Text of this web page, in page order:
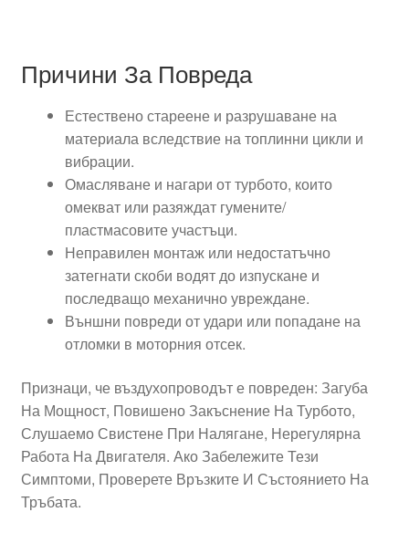
Причини За Повреда
Естествено стареене и разрушаване на
материала вследствие на топлинни цикли и
вибрации.
Омасляване и нагари от турбото, които
омекват или разяждат гумените/
пластмасовите участъци.
Неправилен монтаж или недостатъчно
затегнати скоби водят до изпускане и
последващо механично увреждане.
Външни повреди от удари или попадане на
отломки в моторния отсек.
Признаци, че въздухопроводът е повреден: Загуба
На Мощност, Повишено Закъснение На Турбото,
Слушаемо Свистене При Налягане, Нерегулярна
Работа На Двигателя. Ако Забележите Тези
Симптоми, Проверете Връзките И Състоянието На
Тръбата.